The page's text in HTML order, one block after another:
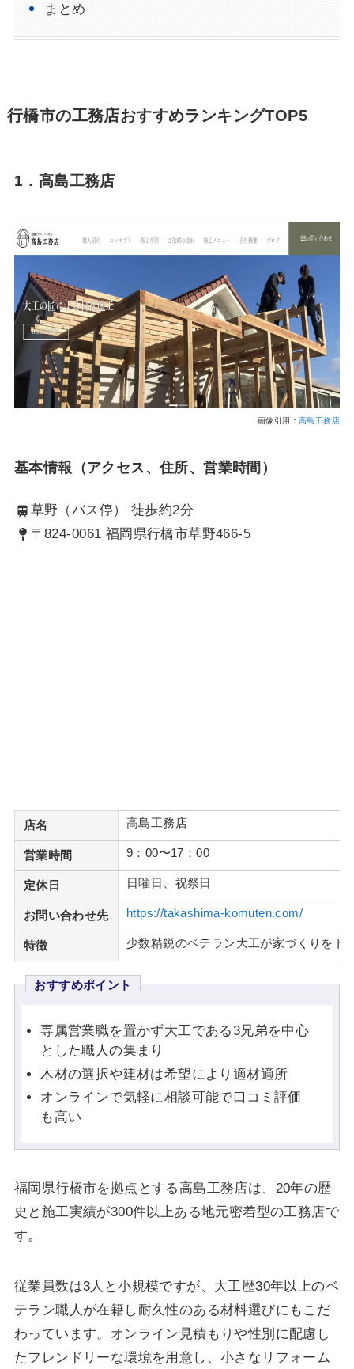
まとめ
行橋市の工務店おすすめランキングTOP5
1．高島工務店
画像引用：高島工務店
基本情報（アクセス、住所、営業時間）
草野（バス停） 徒歩約2分
〒824-0061 福岡県行橋市草野466-5
店名 高島工務店
営業時間 9：00〜17：00
定休日 日曜日、祝祭日
お問い合わせ先 https://takashima-komuten.com/
特徴 少数精鋭のベテラン大工が家づくりをト
おすすめポイント
専属営業職を置かず大工である3兄弟を中心
とした職人の集まり
木材の選択や建材は希望により適材適所
オンラインで気軽に相談可能で口コミ評価
も高い
福岡県行橋市を拠点とする高島工務店は、20年の歴
史と施工実績が300件以上ある地元密着型の工務店で
す。
従業員数は3人と小規模ですが、大工歴30年以上のベ
テラン職人が在籍し耐久性のある材料選びにもこだ
わっています。オンライン見積もりや性別に配慮し
たフレンドリーな環境を用意し、小さなリフォーム